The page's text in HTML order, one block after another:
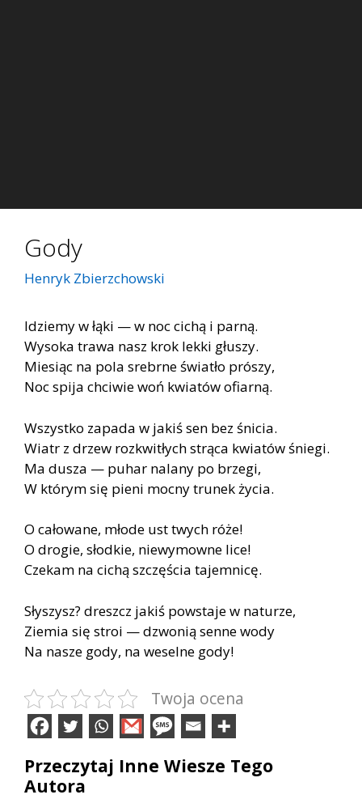
Gody
Henryk Zbierzchowski
Idziemy w łąki — w noc cichą i parną.
Wysoka trawa nasz krok lekki głuszy.
Miesiąc na pola srebrne światło prószy,
Noc spija chciwie woń kwiatów ofiarną.
Wszystko zapada w jakiś sen bez śnicia.
Wiatr z drzew rozkwitłych strąca kwiatów śniegi.
Ma dusza — puhar nalany po brzegi,
W którym się pieni mocny trunek życia.
O całowane, młode ust twych róże!
O drogie, słodkie, niewymowne lice!
Czekam na cichą szczęścia tajemnicę.
Słyszysz? dreszcz jakiś powstaje w naturze,
Ziemia się stroi — dzwonią senne wody
Na nasze gody, na weselne gody!
Twoja ocena
Przeczytaj Inne Wiesze Tego
Autora